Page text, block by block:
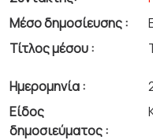
Μέσο δημοσίευσης :
Τίτλος μέσου :
Ημερομηνία :
Είδος
δημοσιεύματος :